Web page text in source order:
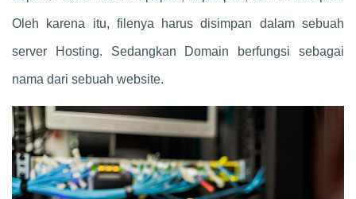
Oleh karena itu, filenya harus disimpan dalam sebuah
server Hosting. Sedangkan Domain berfungsi sebagai
nama dari sebuah website.